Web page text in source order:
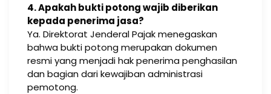
4. Apakah bukti potong wajib diberikan
kepada penerima jasa?
Ya. Direktorat Jenderal Pajak menegaskan
bahwa bukti potong merupakan dokumen
resmi yang menjadi hak penerima penghasilan
dan bagian dari kewajiban administrasi
pemotong.